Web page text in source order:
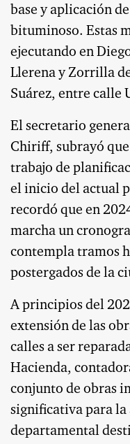
base y aplicación
bituminoso. Estas
ejecutando en
Llerena y Zorrilla
Suárez, entre calle
El secretario
Chiriff, subrayó
trabajo de
el inicio del actual
recordó que en
marcha un
contempla tramos
postergados de la
A principios del
extensión de las
calles a ser
Hacienda,
conjunto de obras
significativa para
departamental